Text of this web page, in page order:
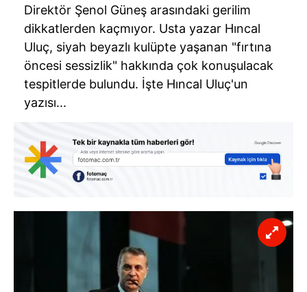
Direktör Şenol Güneş arasındaki gerilim
dikkatlerden kaçmıyor. Usta yazar Hıncal
Uluç, siyah beyazlı kulüpte yaşanan "fırtına
öncesi sessizlik" hakkında çok konuşulacak
tespitlerde bulundu. İşte Hıncal Uluç'un
yazısı...